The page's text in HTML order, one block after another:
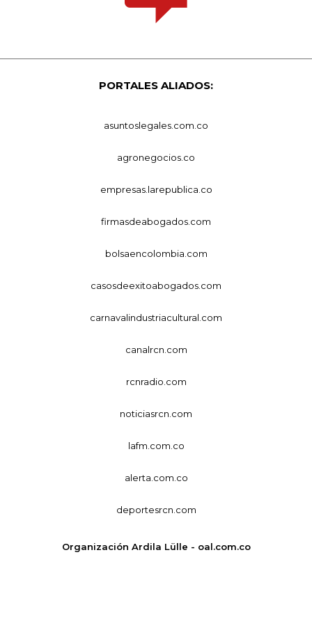
PORTALES ALIADOS:
asuntoslegales.com.co
agronegocios.co
empresas.larepublica.co
firmasdeabogados.com
bolsaencolombia.com
casosdeexitoabogados.com
carnavalindustriacultural.com
canalrcn.com
rcnradio.com
noticiasrcn.com
lafm.com.co
alerta.com.co
deportesrcn.com
Organización Ardila Lülle - oal.com.co